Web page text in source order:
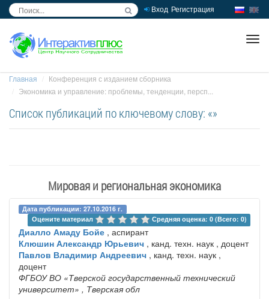
Вход Регистрация
Главная
Конференция с изданием сборника
Экономика и управление: проблемы, тенденции, персп...
Список публикаций по ключевому слову: «»
Мировая и региональная экономика
Дата публикации: 27.10.2016 г.
Оцените материал
Средняя оценка: 0 (Всего: 0)
Диалло Амаду Бойе , аспирант
Клюшин Александр Юрьевич , канд. техн. наук , доцент
Павлов Владимир Андреевич , канд. техн. наук ,
доцент
ФГБОУ ВО «Тверской государственный технический
университет» , Тверская обл